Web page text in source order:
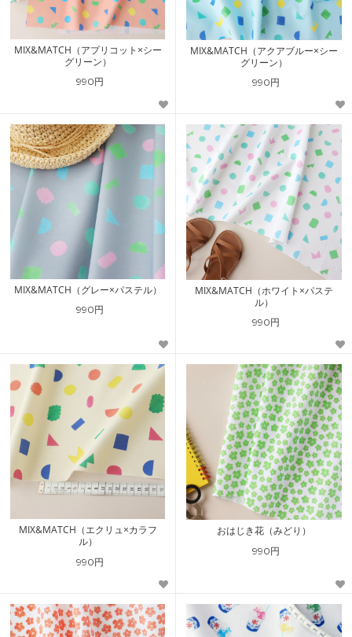
MIX&MATCH（アプリコット×シー
グリーン）
990円
MIX&MATCH（アクアブルー×シー
グリーン）
990円
MIX&MATCH（グレー×パステル）
990円
MIX&MATCH（ホワイト×パステ
ル）
990円
MIX&MATCH（エクリュ×カラフ
ル）
990円
おはじき花（みどり）
990円